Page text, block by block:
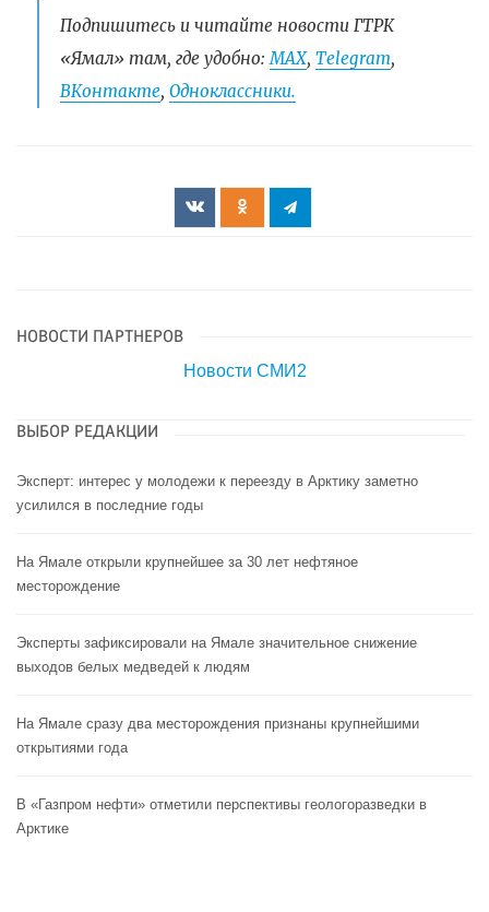
Подпишитесь и читайте новости ГТРК
«Ямал» там, где удобно: МАХ, Telegram,
ВКонтакте, Одноклассники.
НОВОСТИ ПАРТНЕРОВ
Новости СМИ2
ВЫБОР РЕДАКЦИИ
Эксперт: интерес у молодежи к переезду в Арктику заметно
усилился в последние годы
На Ямале открыли крупнейшее за 30 лет нефтяное
месторождение
Эксперты зафиксировали на Ямале значительное снижение
выходов белых медведей к людям
На Ямале сразу два месторождения признаны крупнейшими
открытиями года
В «Газпром нефти» отметили перспективы геологоразведки в
Арктике